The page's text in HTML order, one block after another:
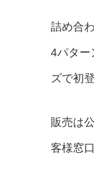
詰め合
4パター
ズで初
販売は
客様窓